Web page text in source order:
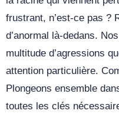
frustrant, n’est-ce pas ?
d’anormal là-dedans.
multitude d’agressions
attention particulière.
Plongeons ensemble
toutes les clés